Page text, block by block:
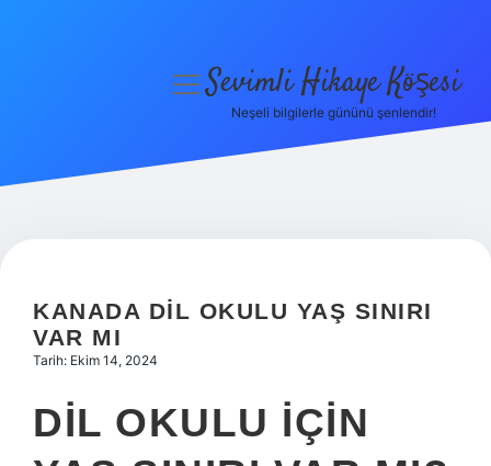
Hakkımızda
menüyüSevimli Hikaye Köşesi
Neşeli bilgilerle gününü şenlendir!
KANADA DIL OKULU YAŞ SINIRI
VAR MI
Tarih: Ekim 14, 2024
DIL OKULU IÇIN